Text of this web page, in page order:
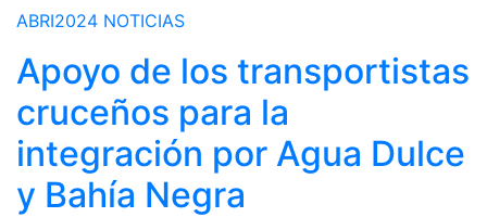
ABRI2024 NOTICIAS
Apoyo de los transportistas
cruceños para la
integración por Agua Dulce
y Bahía Negra